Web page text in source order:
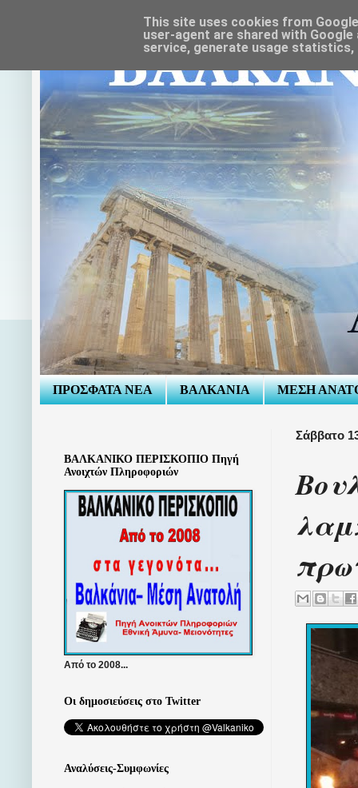
ΠΡΟΣΦΑΤΑ ΝΕΑ ΒΑΛΚΑΝΙΑ ΜΕΣΗ
Σάββατο
ΒΑΛΚΑΝΙΚΟ ΠΕΡΙΣΚΟΠΙΟ Πηγή
Ανοιχτών Πληροφοριών
Από το 2008...
Οι δημοσιεύσεις στο Twitter
Αναλύσεις-Συμφωνίες
This site uses cookies from
user-agent are shared with
service, generate usage statistics,